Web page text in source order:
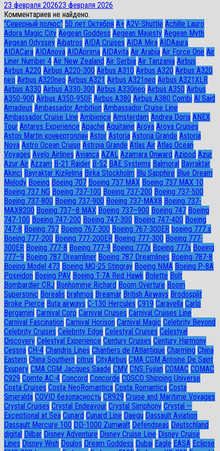
23 февраля 202623 февраля 2026
Комментариев не найдено.
"Северный полюс" 50 лет Октября A+ A2V-Shuttle Achille Lauro
Adora Magic City Aegean Goddess Aegean Majesty Aegean Myth
Aegean Odyssey Aibatros AIDA Cruises AIDA Mira AIDAaura
AIDACara AIDAnova AIDAprima AIDAvita Air Arabia Air Force One Air
Liner Number 4 Air New Zealand Air Serbia Air Tanzania Airbus
Airbus A220 Airbus A220-300 Airbus A310 Airbus A320 Airbus A320
neo Airbus A320neo Airbus A321 Airbus A321neo Airbus A321XLR
Airbus A330 Airbus A330-300 Airbus A330neo Airbus A350 Airbus
A350-900 Airbus A350-950F Airbus A380 Airbus A380 Combi Al Said
Amadeus Ambassador Ambition Ambassador Cruise Line
Ambassador Сruise Line Ambience Amsterdam Andrea Doria ANEX
Tour Antares Experience Apache Aquitaine Aroya Aroya Cruises
Aston Martin конвертоплан Astor Astoria Astoria Grande Astoria
Nova Astro Ocean Cruise Astroia Grande Atlas Air Atlas Ocean
Voyages Avelo Airlines Avianca AZAL Azamara Onward Azipod Azur
Azur Air Azzam B-21 Raider B-52 BAE Systems Balmoral Bayraktar
Akinci Bayraktar Kizilelma Birka Stockholm Blu Sapphire Blue Dream
Melody Boeing Boeing 707 Boeing 737 MAX Boeing 737 MAX 10
Boeing 737 NG Boeing 737-100 Boeing 737-200 Boeing 737-500
Boeing 737-800 Boeing 737-900 Boeing 737-MAX8 Boeing 737-
MAX8200 Boeing 737–8 MAX Boeing 737–900 Boeing 747 Boeing
747-100 Boeing 747-200 Boeing 747-300 Boeing 747-400 Boeing
747-8 Boeing 757 Boeing 767-300 Boeing 767-300ER boeing 777 x
Boeing 777-200 Boeing 777-200ER Boeing 777-300 Boeing 777-
300ER Boeing 777-8 Boeing 777-9 Boeing 777x Boeing 777х Boeing
777–9 Boeing 787 Dreamliner Boeing 787 Dreamlines Boeing 787-8
Boeing Model 473 Boeing MQ-25 Stingray Boeing NMA Boeing P-8A
Poseidon Boeing PAV Boeing T-7A Red Hawk Bolette Bolt
Bombardier CRJ Bonhomme Richard Boom Overture Boom
Supersonic Borealis brahmos Breamar British Airways Brodosplit
Broke Pierce Buta airways C-130 Hercules C919 Caravella Carlo
Bergamini Carnival Corp Carnival Cruises Carnival Cruises Line
Carnival Fascination Carnival Horison Carnival Magic Celebrity Beyond
Celebrity Cruises Celebrity Edge Celestyal Cruises Celestyal
Discovery Celestyal Experience Century Cruises Century Harmony
Cessna CH-4 Chandris Lines Chantiers de l’Atlantique Charming China
Eastern China Southern citrus CityAirbus CMA CGM Antoine De Saint
Exupery CMA CGM Jacques Saade CMV CNS Fujian COMAC COMAC
C929 Comte AC-4 Concord Concorde COSCO Shipping Universe
Costa Cruises Costa NeoRomantica Costa Romantica Costa
Smeralda COVID безопасность CR929 Cruise and Maritime Voyages
Crystal Cruises Crystal Endeavour Crystal Simphony Crystal —
Exceptional at Sea Cunard Cunard Line Daegu Dassault Aviation
Dassault Mercure 100 DD-1000 Zumwalt Defendseas Deutschland
digital Dilbar Disney Adventure Disney Cruise Line Disney Cruise
Lines Disney Wish Doulos Dream Goddess Dubai Eagle EASA Eclipse